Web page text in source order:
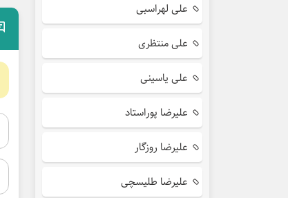
علی لهراسبی
علی منتظری
علی یاسینی
علیرضا پوراستاد
علیرضا روزگار
علیرضا طلیسچی